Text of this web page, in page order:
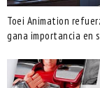
Toei Animation
gana importancia en